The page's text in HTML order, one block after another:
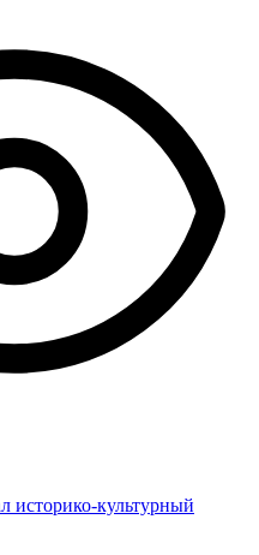
историко-культурный